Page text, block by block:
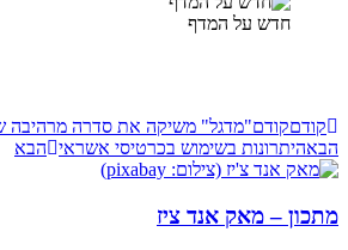
חדש על המדף
קודםקודם"מדגל" משיקה את סדרה מרהיבה
הבאהיתרונות בשימוש בכרטיסי אשראי הבא
מתכון – מאק אנד ציז